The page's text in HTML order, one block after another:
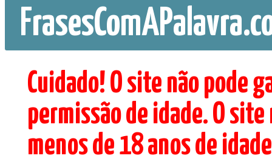
Cuidado! O site não pode
permissão de idade. O
menos de 18 anos de